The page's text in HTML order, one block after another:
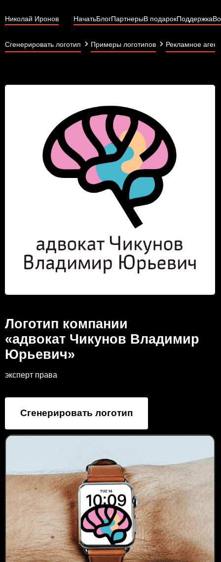
Николай Иронов НачатьБлогПартнерыВ подарокПоддержка
Сгенерировать логотип Примеры логотипов Рекламное
Логотип компании
«адвокат Чикунов Владимир
Юрьевич»
эксперт права
Сгенерировать логотип